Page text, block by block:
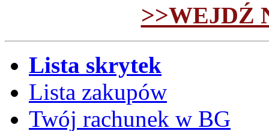
>>WEJDŹ
Lista skrytek
Lista zakupów
Twój rachunek w BG